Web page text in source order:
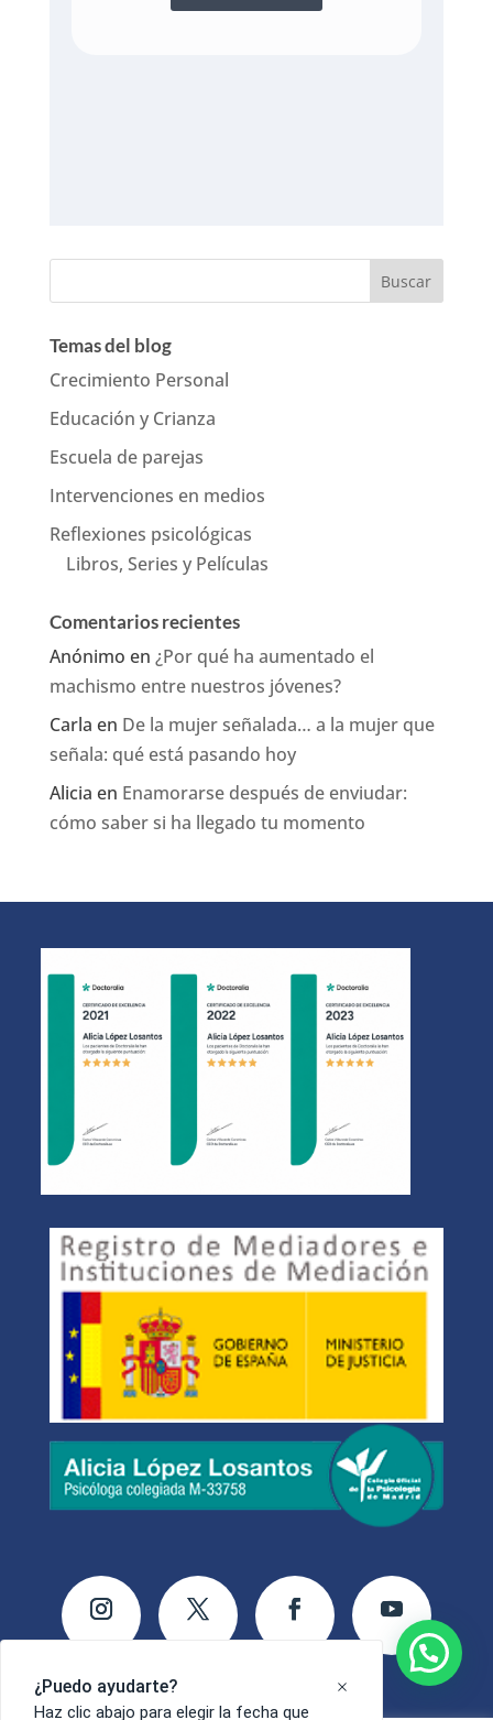
Temas del blog
Crecimiento Personal
Educación y Crianza
Escuela de parejas
Intervenciones en medios
Reflexiones psicológicas
Libros, Series y Películas
Comentarios recientes
Anónimo en ¿Por qué ha aumentado el
machismo entre nuestros jóvenes?
Carla en De la mujer señalada… a la mujer que
señala: qué está pasando hoy
Alicia en Enamorarse después de enviudar:
cómo saber si ha llegado tu momento